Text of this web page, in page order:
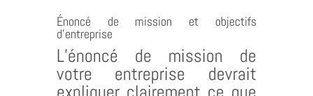
Énoncé de mission et objectifs
d’entreprise
L’énoncé de mission de
votre entreprise devrait